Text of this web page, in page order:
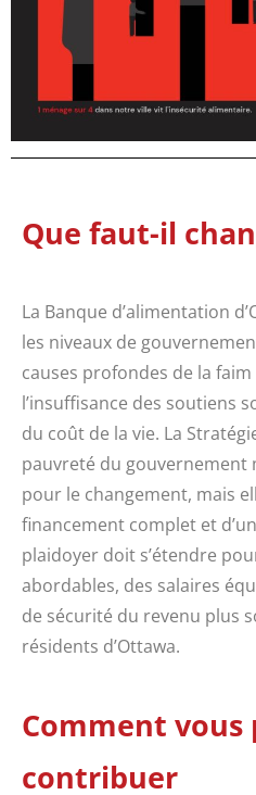
Que faut-il
La Banque d’alimentation
les niveaux de
causes profondes de la
l’insuffisance des soutiens
du coût de la vie. La
pauvreté du gouvernement
pour le changement, mais
financement complet et
plaidoyer doit s’étendre
abordables, des salaires
de sécurité du revenu plus
résidents d’Ottawa.
Comment vous
contribuer